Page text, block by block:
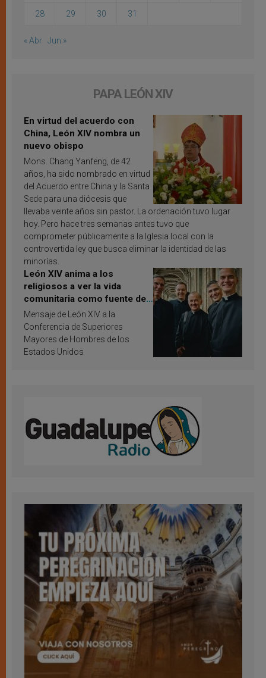
28 29 30 31
« Abr Jun »
PAPA LEÓN XIV
En virtud del acuerdo con
China, León XIV nombra un
nuevo obispo
Mons. Chang Yanfeng, de 42
años, ha sido nombrado en virtud
del Acuerdo entre China y la Santa
Sede para una diócesis que
llevaba veinte años sin pastor. La ordenación tuvo lugar
hoy. Pero hace tres semanas antes tuvo que
comprometer públicamente a la Iglesia local con la
controvertida ley que busca eliminar la identidad de las
minorías.
León XIV anima a los
religiosos a ver la vida
comunitaria como fuente de
inspiración y santificación
Mensaje de León XIV a la
Conferencia de Superiores
Mayores de Hombres de los
Estados Unidos